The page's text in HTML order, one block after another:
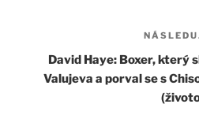
David Haye: Boxer, který
Valujeva a porval se s